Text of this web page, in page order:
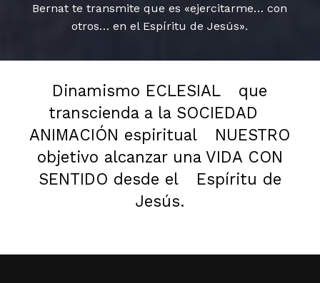
Bernat te transmite que es «ejercitarme… con
otros… en el Espíritu de Jesús».
Dinamismo ECLESIAL
que
transcienda a la SOCIEDAD
ANIMACIÓN espiritual
NUESTRO
objetivo alcanzar una VIDA CON
SENTIDO desde el
Espíritu de
Jesús.